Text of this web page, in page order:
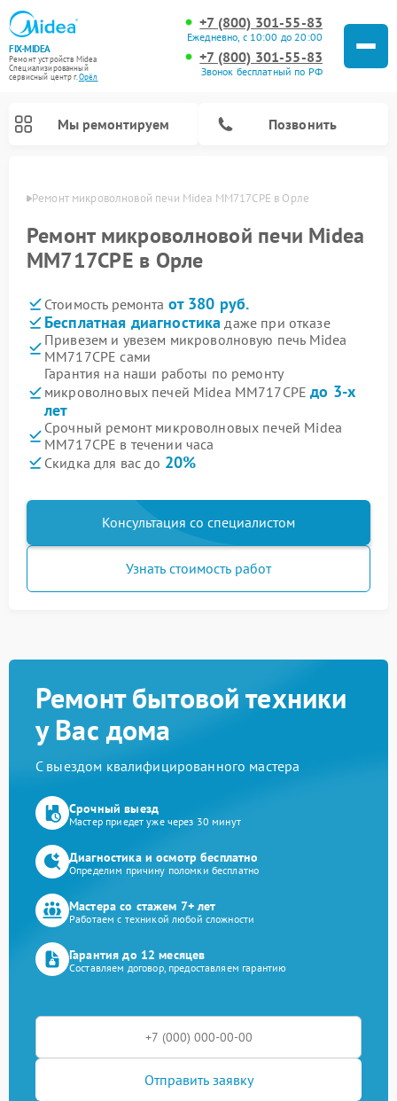
FIX-MIDEA
Ремонт устройств Midea
Специализированный
cервисный центр г.Орёл
+7 (800) 301-55-83
Ежедневно, с 10:00 до 20:00
+7 (800) 301-55-83
Звонок бесплатный по РФ
Мы ремонтируем Позвонить
Ремонт микроволновой печи Midea MM717CPE в Орле
Ремонт микроволновой печи Midea
MM717CPE в Орле
Стоимость ремонта от 380 руб.
Бесплатная диагностика даже при отказе
Привезем и увезем микроволновую печь Midea
MM717CPE сами
Гарантия на наши работы по ремонту
микроволновых печей Midea MM717CPEдо 3-х
лет
Срочный ремонт микроволновых печей Midea
MM717CPE в течении часа
Скидка для вас до 20%
Консультация со специалистом
Узнать стоимость работ
Ремонт бытовой техники
у Вас дома
С выездом квалифицированного мастера
Срочный выезд
Мастер приедет уже через 30 минут
Диагностика и осмотр бесплатно
Определим причину поломки бесплатно
Мастера со стажем 7+ лет
Работаем с техникой любой сложности
Гарантия до 12 месяцев
Составляем договор, предоставляем гарантию
Отправить заявку